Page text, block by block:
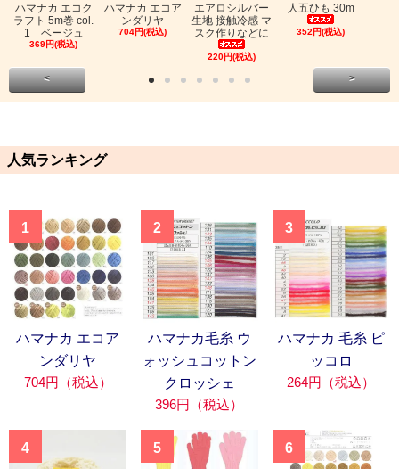
ハマナカ エコク
ラフト 5m巻 col.
1 ベージュ
369円(税込)
ハマナカ エコア
ンダリヤ
704円(税込)
エアロシルバー
生地 接触冷感 マ
スク作りなどに
220円(税込)
人五ひも 30m
352円(税込)
< >
人気ランキング
1
ハマナカ エコア
ンダリヤ
704円（税込）
2
ハマナカ毛糸 ウ
ォッシュコットン
クロッシェ
396円（税込）
3
ハマナカ 毛糸 ピ
ッコロ
264円（税込）
4 5 6